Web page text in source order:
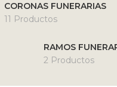
CORONAS FUNERARIAS
11 Productos
RAMOS
2 Productos